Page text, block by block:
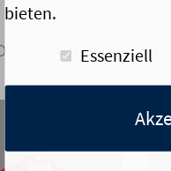
Bild
MARZULLO
bieten.
Essenziell